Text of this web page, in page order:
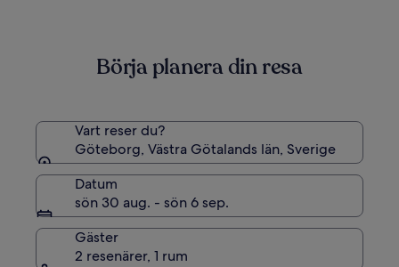
standardpris.
Börja planera din resa
Vart reser du?
Göteborg, Västra Götalands län, Sverige
Datum
sön 30 aug. - sön 6 sep.
Gäster
2 resenärer, 1 rum